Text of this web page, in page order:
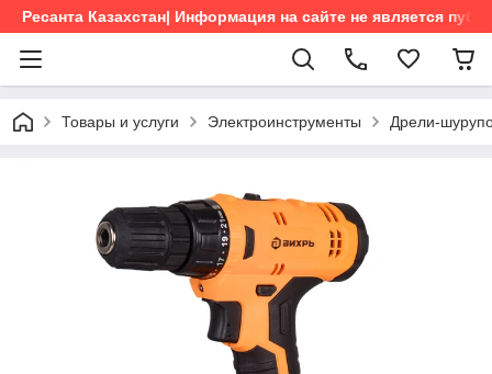
Ресанта Казахстан| Информация на сайте не является
Товары и услуги Электроинструменты Дрели-